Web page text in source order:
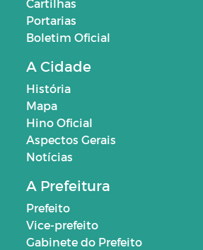
Cartilhas
Portarias
Boletim Oficial
A Cidade
História
Mapa
Hino Oficial
Aspectos Gerais
Notícias
A Prefeitura
Prefeito
Vice-prefeito
Gabinete do Prefeito